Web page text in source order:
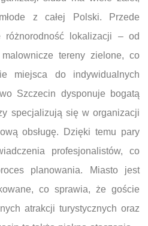
z całej Polski. Przede
różnorodność lokalizacji – od
tereny zielone, co
miejsca do indywidualnych
Szczecin dysponuje bogatą
specjalizują się w organizacji
obsługę. Dzięki temu pary
profesjonalistów, co
planowania. Miasto jest
co sprawia, że goście
atrakcji turystycznych oraz